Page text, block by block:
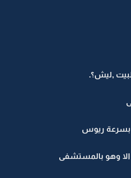
,ليش؟.
بسرعة ريوس
وهو بالمستشفى